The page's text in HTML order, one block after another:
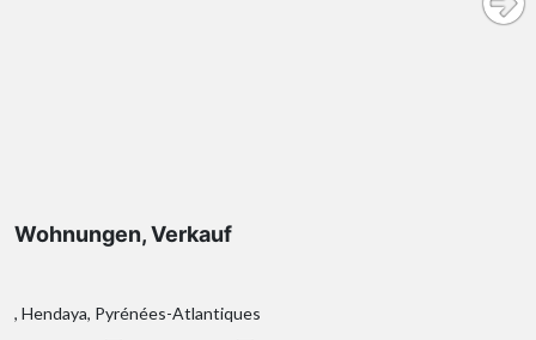
Wohnungen, Verkauf
, Hendaya, Pyrénées-Atlantiques